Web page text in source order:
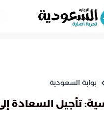
بوابة السعودية
تأجيل السعادة